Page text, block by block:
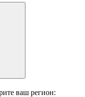
ваш регион: